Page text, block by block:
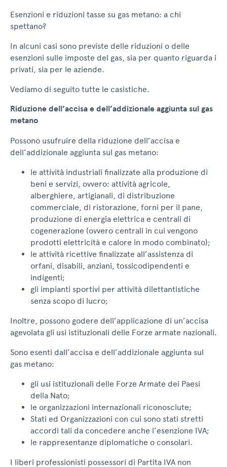
Esenzioni e riduzioni tasse su gas metano: a chi
spettano?
In alcuni casi sono previste delle riduzioni o delle
esenzioni sulle imposte del gas, sia per quanto riguarda i
privati, sia per le aziende.
Vediamo di seguito tutte le casistiche.
Riduzione dell’accisa e dell’addizionale aggiunta sul gas
metano
Possono usufruire della riduzione dell’accisa e
dell’addizionale aggiunta sul gas metano:
le attività industriali finalizzate alla produzione di
beni e servizi, ovvero: attività agricole,
alberghiere, artigianali, di distribuzione
commerciale, di ristorazione, forni per il pane,
produzione di energia elettrica e centrali di
cogenerazione (ovvero centrali in cui vengono
prodotti elettricità e calore in modo combinato);
le attività ricettive finalizzate all’assistenza di
orfani, disabili, anziani, tossicodipendenti e
indigenti;
gli impianti sportivi per attività dilettantistiche
senza scopo di lucro;
Inoltre, possono godere dell’applicazione di un’accisa
agevolata gli usi istituzionali delle Forze armate nazionali.
Sono esenti dall’accisa e dell’addizionale aggiunta sul
gas metano:
gli usi istituzionali delle Forze Armate dei Paesi
della Nato;
le organizzazioni internazionali riconosciute;
Stati ed Organizzazioni con cui sono stati stretti
accordi tali da concedere anche l’esenzione IVA;
le rappresentanze diplomatiche o consolari.
I liberi professionisti possessori di Partita IVA non